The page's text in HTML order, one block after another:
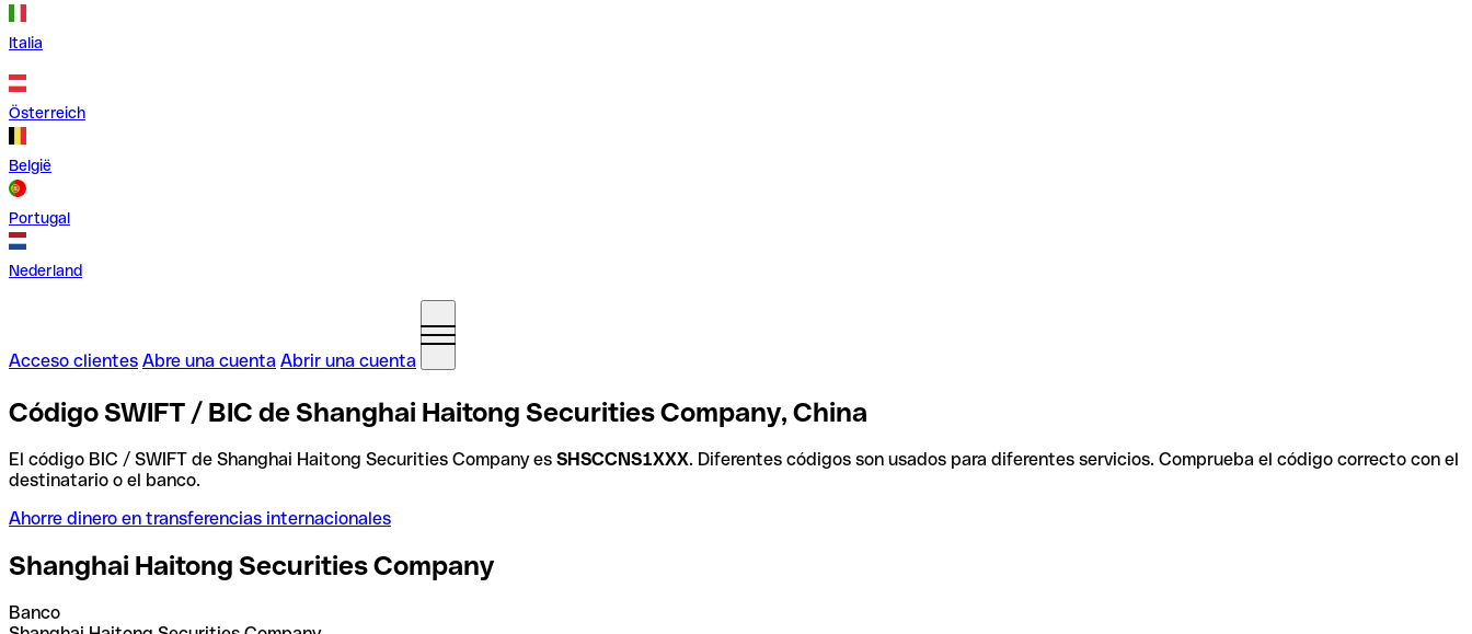
Italia
Österreich
België
Portugal
Nederland
Acceso clientes Abre una cuenta Abrir una cuenta
Código SWIFT / BIC de Shanghai Haitong Securities Company, China
El código BIC / SWIFT de Shanghai Haitong Securities Company es SHSCCNS1XXX. Diferentes códigos son usados para diferentes servicios. Comprueba el código correcto con el
destinatario o el banco.
Ahorre dinero en transferencias internacionales
Shanghai Haitong Securities Company
Banco